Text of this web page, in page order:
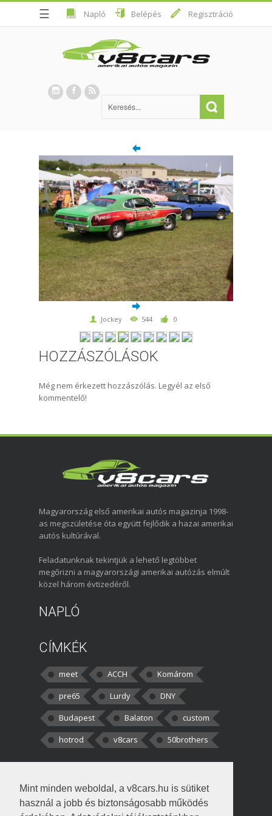
Mint minden weboldal, a v8cars.hu is sütiket
használ a jobb és biztonságosabb működés
☰ Napló Belépés Regisztráció
Jockey 544 0
HOZZÁSZÓLÁSOK
Még nem érkezett hozzászólás. Legyél az első
kommentelő!
Magyarország első amerikai autós magazinja 1998-
as megszületése óta együtt fejlődik a hazai amerikai
autós kultúrával.
Feladatunknak tekintjük a lehető legtöbbet
megőrizni a magyarországi amerikai autózás elmúlt
közel három évtizedéről.
NAPLÓ
CÍMKÉK
meet ACCH
Komárom
pre65
Lurdy
DNY
Budapest
Balaton
custom
hotrod
v8cars 50brothers
kortisz:Elszúrtam! Én csak két
darabbaal számoltam. Nem tudtam, hogy fél autót,